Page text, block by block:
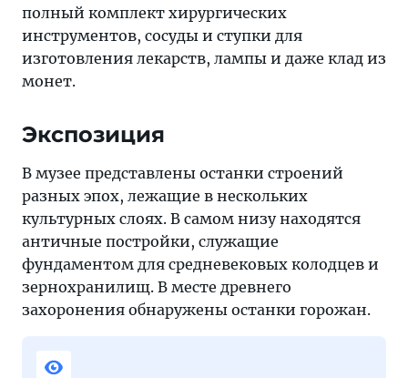
полный комплект хирургических
инструментов, сосуды и ступки для
изготовления лекарств, лампы и даже клад из
монет.
Экспозиция
В музее представлены останки строений
разных эпох, лежащие в нескольких
культурных слоях. В самом низу находятся
античные постройки, служащие
фундаментом для средневековых колодцев и
зернохранилищ. В месте древнего
захоронения обнаружены останки горожан.